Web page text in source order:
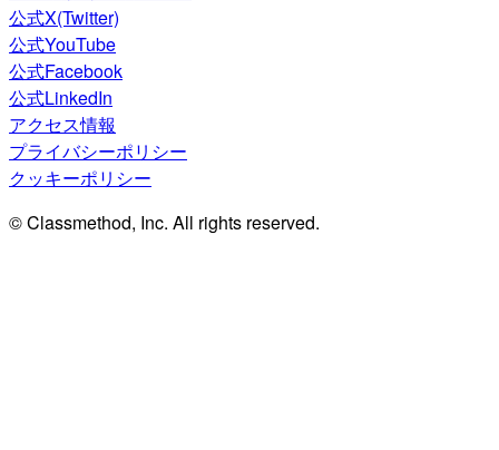
公式X(Twitter)
公式YouTube
公式Facebook
公式LinkedIn
アクセス情報
プライバシーポリシー
クッキーポリシー
© Classmethod, Inc. All rights reserved.